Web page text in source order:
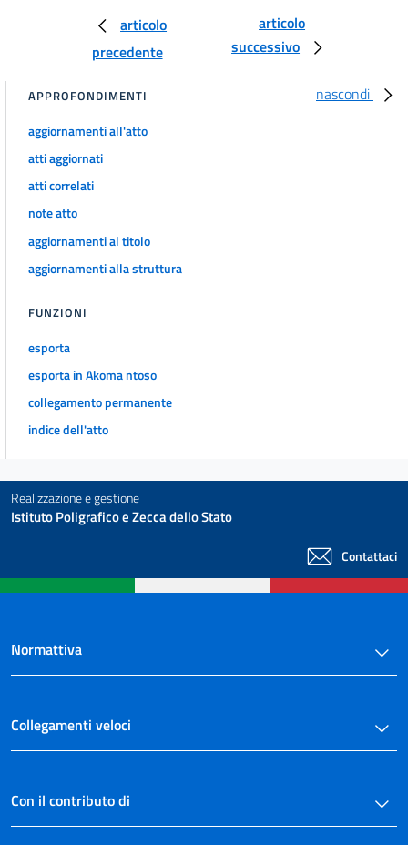
articolo
precedente
articolo
successivo
nascondi
APPROFONDIMENTI
aggiornamenti all'atto
atti aggiornati
atti correlati
note atto
aggiornamenti al titolo
aggiornamenti alla struttura
FUNZIONI
esporta
esporta in Akoma ntoso
collegamento permanente
indice dell'atto
Realizzazione e gestione
Istituto Poligrafico e Zecca dello Stato
Contattaci
Normattiva
Collegamenti veloci
Con il contributo di